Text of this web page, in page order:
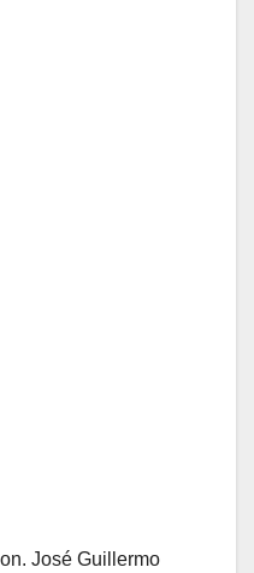
José Guillermo